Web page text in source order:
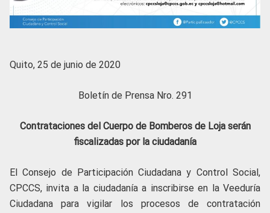
Quito, 25 de junio de 2020
Boletín de Prensa Nro. 291
Contrataciones del Cuerpo de Bomberos de Loja serán
fiscalizadas por la ciudadanía
El Consejo de Participación Ciudadana y Control Social,
CPCCS, invita a la ciudadanía a inscribirse en la Veeduría
Ciudadana para vigilar los procesos de contratación